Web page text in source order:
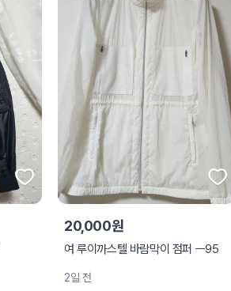
20,000원
여 루이까스텔 바람막이 점퍼 ㅡ95
2일 전